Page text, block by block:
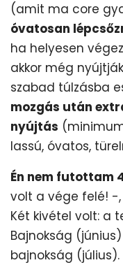
(amit ma core
óvatosan
ha helyesen
akkor még
szabad túlzásba
mozgás után
nyújtás
lassú, óvatos,
Én nem futottam
volt a vége felé! -
Két kivétel volt: a
Bajnokság
bajnokság